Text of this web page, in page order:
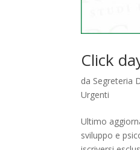
Click
da Segreteria
Urgenti
Ultimo
sviluppo e